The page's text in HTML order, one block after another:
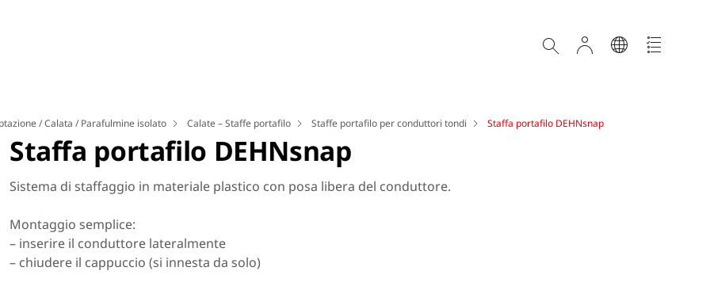
/ Calata / Parafulmine isolato Calate – Staffe portafilo Staffe portafilo per conduttori tondi Staffa portafilo DEHNsnap
Staffa portafilo DEHNsnap
Sistema di staffaggio in materiale plastico con posa libera del conduttore.
Montaggio semplice:
– inserire il conduttore lateralmente
– chiudere il cappuccio (si innesta da solo)